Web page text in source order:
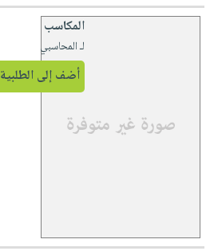
المكاسب
لـ المحاسبي
أضف إلى الطلبية